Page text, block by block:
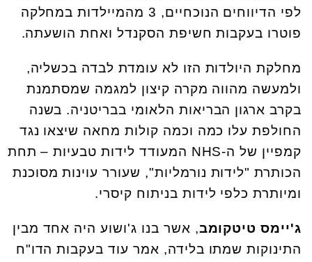
לפי הדיווחים הנוכחיים, 3 מהמיילדות במחלקה
פוטרו בעקבות חשיפת הסקנדל ואחת הושעתה.
מחלקת היולדות הזו לא עומדת לבדה בכשליה,
ולמעשה מהווה מקרה קיצון למגמה שמסתמנת
בקרב ארגון הבריאות הלאומי בבריטניה. בשנה
החולפת עלו כמה וכמה קולות מחאה שיצאו נגד
קמפיין של ה-NHS המעודד לידות טבעיות – תחת
הכותרת "לידות נורמליות", שעורר עוינות מסוכנת
ומיותרת כלפי לידות בניתוח קיסרי.
ג'יימס טיטקומב, אשר בנו ג'ושוע היה אחד מבין
התינוקות שמתו בלידה, אמר עוד בעקבות הדו"ח